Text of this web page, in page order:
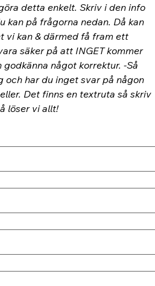
detta enkelt. Skriv i den info
kan på frågorna nedan. Då kan
vi kan & därmed få fram ett
säker på att INGET kommer
något korrektur. -Så
har du inget svar på någon
Det finns en textruta så skriv
löser vi allt!